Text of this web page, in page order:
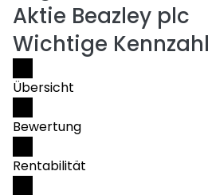
Aktie Beazley plc
Wichtige
Übersicht
Bewertung
Rentabilität